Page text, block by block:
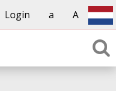
A
a
Login